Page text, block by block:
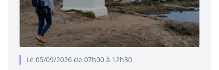
Le 05/09/2026 de 07h00 à 12h30